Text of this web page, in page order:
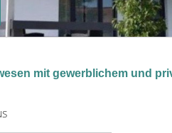
mit gewerblichem und